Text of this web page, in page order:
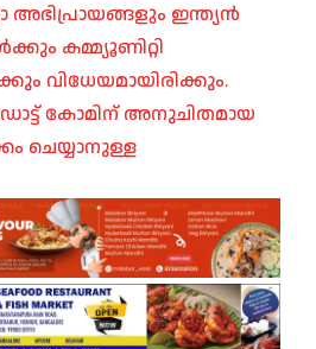
അഭിപ്രായങ്ങളും ഇന്ത്യൻ
കമ്മ്യൂണിറ്റി
വിധേയമായിരിക്കും.
കോമിന് അനുചിതമായ
ചെയ്യാനുള്ള